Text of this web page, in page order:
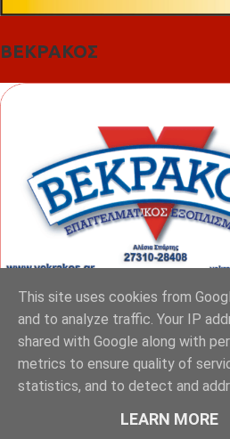
ΒΕΚΡΑΚΟΣ
ΦΟΥΝΤΑΣ
This site uses cookies from
and to analyze traffic. Your IP
shared with Google along with
metrics to ensure quality of
statistics, and to detect and
LEARN MORE